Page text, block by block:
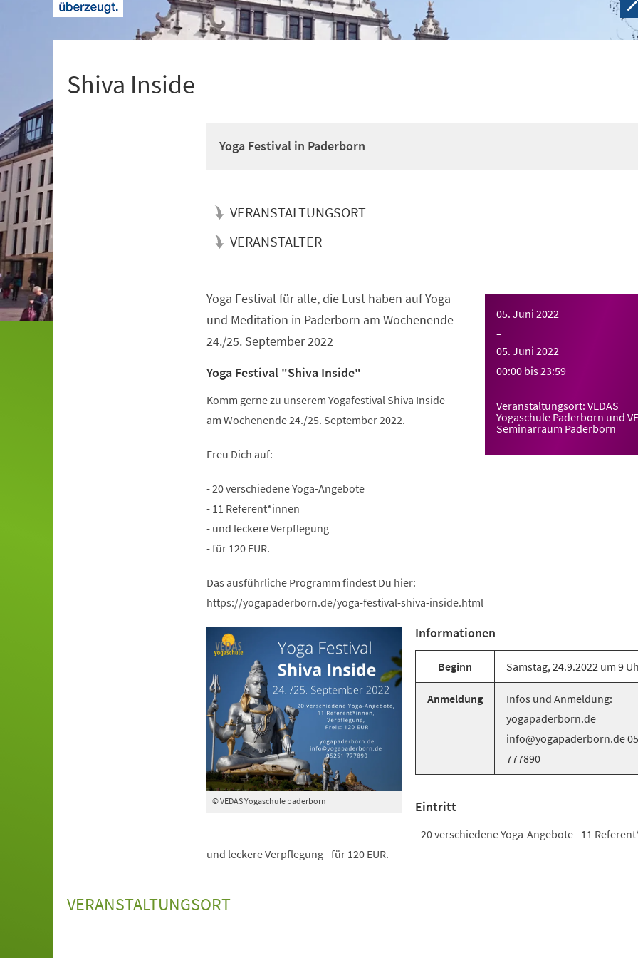
Shiva Inside
Yoga Festival in Paderborn
VERANSTALTUNGSORT
VERANSTALTER
05. Juni 2022
–
05. Juni 2022
00:00 bis23:59
Veranstaltungsort: VEDAS
Yogaschule Paderborn und
Seminarraum Paderborn
Yoga Festival für alle, die Lust haben auf Yoga
und Meditation in Paderborn am Wochenende
24./25. September 2022
Yoga Festival "Shiva Inside"
Komm gerne zu unserem Yogafestival Shiva Inside
am Wochenende 24./25. September 2022.
Freu Dich auf:
- 20 verschiedene Yoga-Angebote
- 11 Referent*innen
- und leckere Verpflegung
- für 120 EUR.
Das ausführliche Programm findest Du hier:
https://yogapaderborn.de/yoga-festival-shiva-inside.html
© VEDAS Yogaschule paderborn
Informationen
Beginn Samstag, 24.9.2022 um 9
Anmeldung
Infos und Anmeldung:
yogapaderborn.de
info@yogapaderborn.de
777890
Eintritt
- 20 verschiedene Yoga-Angebote - 11
und leckere Verpflegung - für 120 EUR.
VERANSTALTUNGSORT